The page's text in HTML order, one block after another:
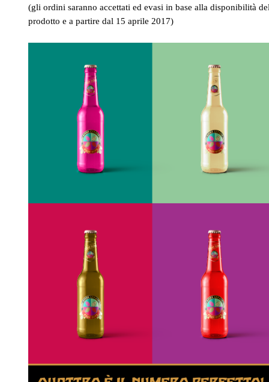
(gli ordini saranno accettati ed evasi in base alla disponibilità
prodotto e a partire dal 15 aprile 2017)